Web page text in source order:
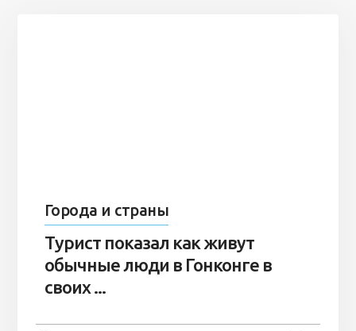
Города и страны
Турист показал как живут
обычные люди в Гонконге в
своих ...